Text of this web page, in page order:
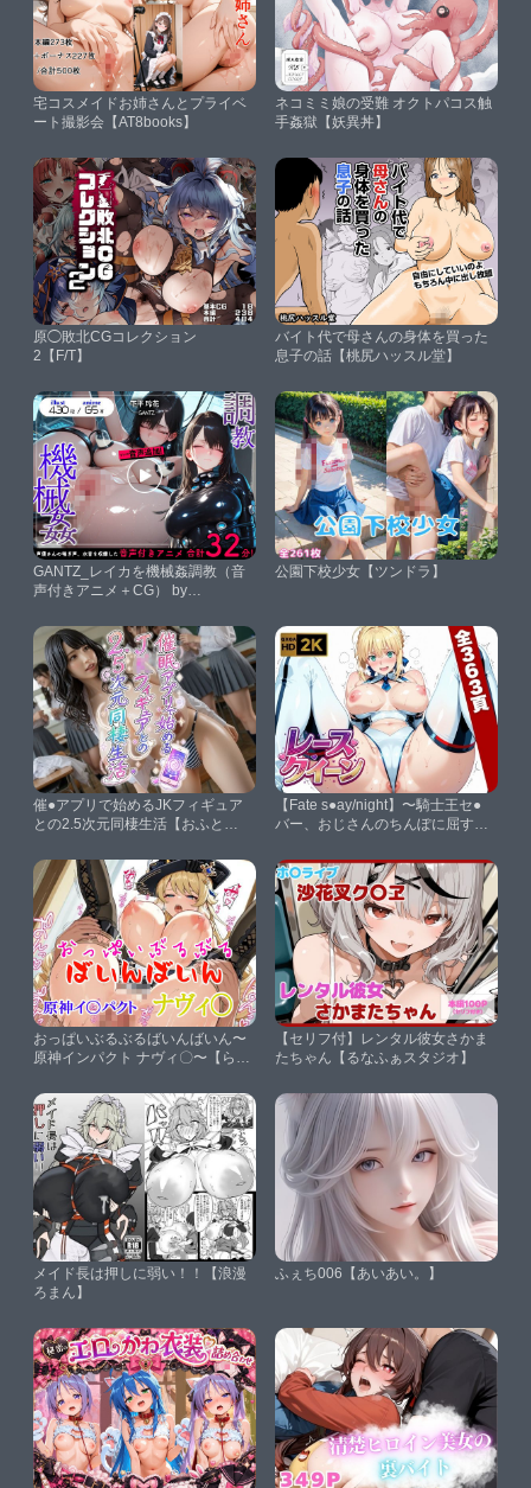
宅コスメイドお姉さんとプライベ
ート撮影会【AT8books】
ネコミミ娘の受難 オクトパコス触
手姦獄【妖異丼】
原◯敗北CGコレクション
2【F/T】
バイト代で母さんの身体を買った
息子の話【桃尻ハッスル堂】
GANTZ_レイカを機械姦調教（音
声付きアニメ＋CG） by
公園下校少女【ツンドラ】
催●アプリで始めるJKフィギュア
との2.5次元同棲生活【おふと
【Fate s●ay/night】〜騎士王セ●
バー、おじさんのちんぽに屈す〜
おっぱいぶるぶるばいんばいん〜
原神インパクト ナヴィ〇〜【らい
【セリフ付】レンタル彼女さかま
たちゃん【るなふぁスタジオ】
メイド長は押しに弱い！！【浪漫
ろまん】
ふぇち006【あいあい。】